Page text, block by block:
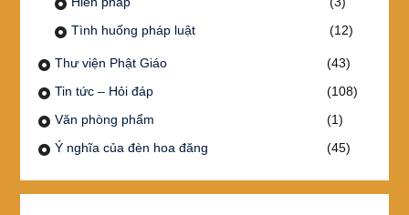
Tình huống pháp luật
(12)
Thư viện Phật Giáo
(43)
Tin tức – Hỏi đáp
(108)
Văn phòng phẩm
(1)
Ý nghĩa của đèn hoa đăng
(45)